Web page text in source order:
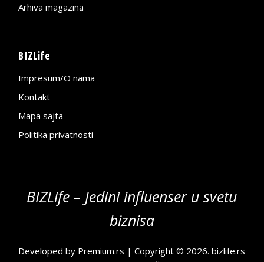
Arhiva magazina
BIZLife
Impresum/O nama
Kontakt
Mapa sajta
Politika privatnosti
BIZLife – Jedini influenser u svetu
biznisa
Developed by Premium.rs | Copyright © 2026.bizlife.rs